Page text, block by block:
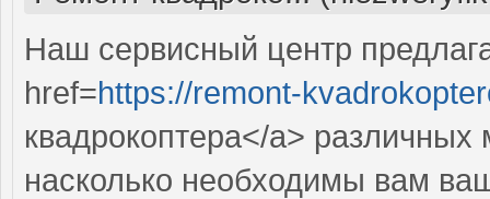
Наш сервисный центр
href=https://remont-
квадрокоптера</a>
насколько необходимы вам